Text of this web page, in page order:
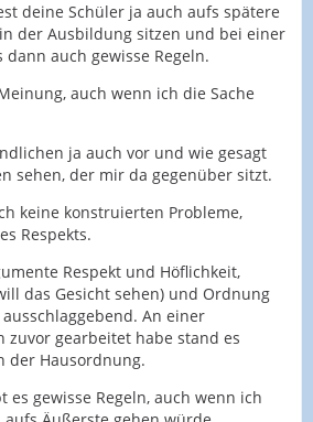
deine Schüler ja auch aufs spätere
der Ausbildung sitzen und bei einer
auch gewisse Regeln.
auch wenn ich die Sache
ja auch vor und wie gesagt
sehen, der mir da gegenüber sitzt.
keine konstruierten Probleme,
Respekts.
Respekt und Höflichkeit,
das Gesicht sehen) und Ordnung
An einer
zuvor gearbeitet habe stand es
der Hausordnung.
es gewisse Regeln, auch wenn ich